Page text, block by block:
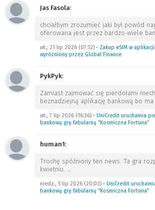
Jas Fasola:
chciałbym zrozumieć jaki był powód
oferowana jest przez bardzo wiele
wt., 21 lip 2026 (07:12) • Zakup eSIM w
wyróżniony przez Global Finance
PykPyk:
Zamiast zajmować się pierdołami
beznadziejną aplikację bankową bo
wt., 7 lip 2026 (16:36) • UniCredit uruchamia
bankową grę fabularną “Kosmiczna Fortuna”
human1:
Trochę spóźniony ten news. Ta gra
kwietniu. …
niedz., 5 lip 2026 (20:03) • UniCredit
bankową grę fabularną “Kosmiczna Fortuna”